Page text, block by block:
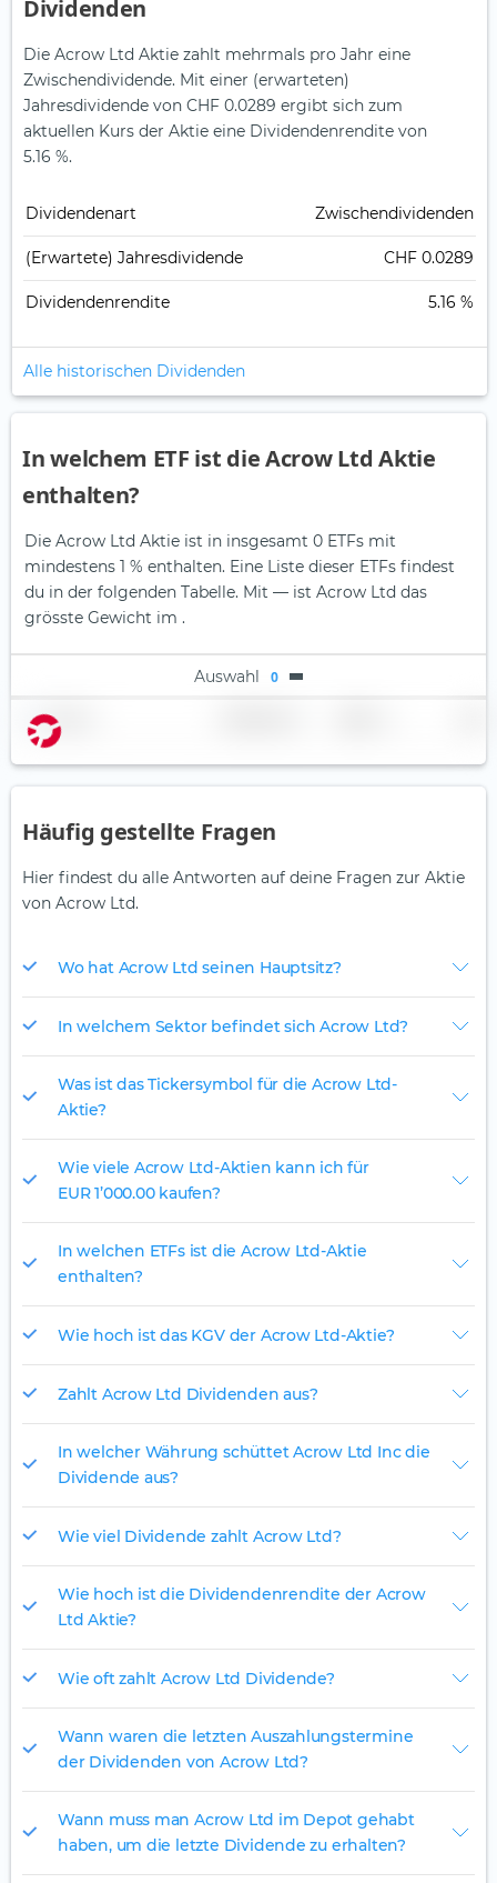
Dividenden
Die Acrow Ltd Aktie zahlt mehrmals pro Jahr eine
Zwischendividende. Mit einer (erwarteten)
Jahresdividende von CHF 0.0289 ergibt sich zum
aktuellen Kurs der Aktie eine Dividendenrendite von
5.16 %.
Dividendenart Zwischendividenden
(Erwartete) Jahresdividende CHF 0.0289
Dividendenrendite 5.16 %
Alle historischen Dividenden
In welchem ETF ist die Acrow Ltd Aktie
enthalten?
Die Acrow Ltd Aktie ist in insgesamt 0 ETFs mit
mindestens 1 % enthalten. Eine Liste dieser ETFs findest
du in der folgenden Tabelle. Mit — ist Acrow Ltd das
grösste Gewicht im .
Auswahl 0
Name
Häufig gestellte Fragen
Hier findest du alle Antworten auf deine Fragen zur Aktie
von Acrow Ltd.
Wo hat Acrow Ltd seinen Hauptsitz?
In welchem Sektor befindet sich Acrow Ltd?
Was ist das Tickersymbol für die Acrow Ltd-
Aktie?
Wie viele Acrow Ltd-Aktien kann ich für
EUR 1’000.00 kaufen?
In welchen ETFs ist die Acrow Ltd-Aktie
enthalten?
Wie hoch ist das KGV der Acrow Ltd-Aktie?
Zahlt Acrow Ltd Dividenden aus?
In welcher Währung schüttet Acrow Ltd Inc die
Dividende aus?
Wie viel Dividende zahlt Acrow Ltd?
Wie hoch ist die Dividendenrendite der Acrow
Ltd Aktie?
Wie oft zahlt Acrow Ltd Dividende?
Wann waren die letzten Auszahlungstermine
der Dividenden von Acrow Ltd?
Wann muss man Acrow Ltd im Depot gehabt
haben, um die letzte Dividende zu erhalten?